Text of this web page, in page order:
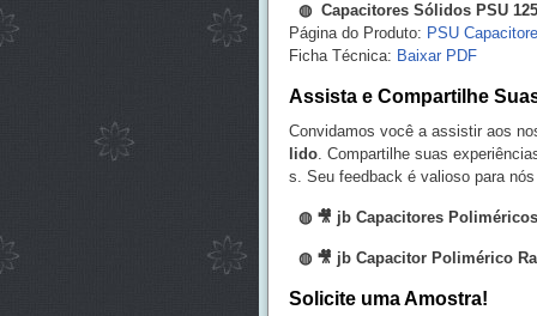
◍ Capacitores Sólidos PSU
Página do Produto: PSU
Ficha Técnica: Baixar PDF
Assista e Compartilhe
Convidamos você a assistir aos
lido. Compartilhe suas
s. Seu feedback é valioso para
◍ 🎥 jb Capacitores
◍ 🎥 jb Capacitor Polimérico
Solicite uma Amostra!